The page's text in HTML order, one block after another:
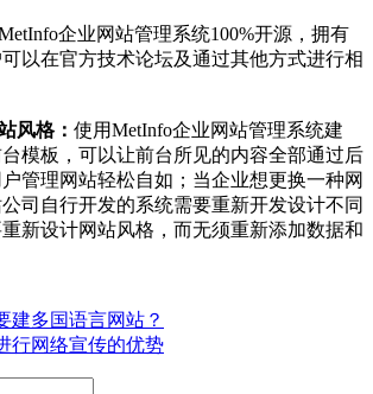
企业网站管理系统100%开源，拥有
以在官方技术论坛及通过其他方式进行相
风格： 使用MetInfo企业网站管理系统建
模板，可以让前台所见的内容全部通过后
管理网站轻松自如；当企业想更换一种网
司自行开发的系统需要重新开发设计不同
新设计网站风格，而无须重新添加数据和
建多国语言网站？
行网络宣传的优势